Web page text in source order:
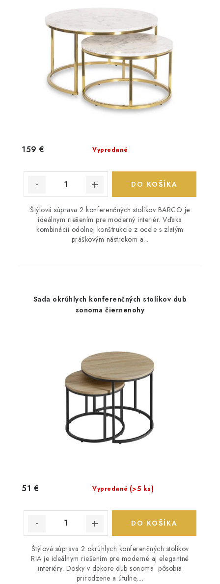
Vypredané
159 €
DO KOŠÍKA
Štýlová súprava 2 konferenčných stolíkov BARCO je
ideálnym riešením pre moderný interiér. Vďaka
kombinácii odolnej konštrukcie z ocele s zlatým
práškovým nástrekom a...
Sada okrúhlych konferenčných stolíkov dub
sonoma čiernenohy
Vypredané (>5 ks)
51 €
DO KOŠÍKA
Štýlová súprava 2 okrúhlych konferenčných stolíkov
RIA je ideálnym riešením pre moderné aj elegantné
interiéry. Dosky v dekore dub sonoma pôsobia
prirodzene a útulne,...